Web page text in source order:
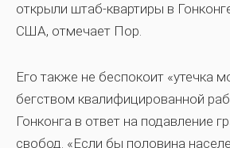
открыли штаб-квартиры в
США, отмечает Пор.
Его также не беспокоит «утечка
бегством квалифицированной
Гонконга в ответ на подавление
свобод. «Если бы половина